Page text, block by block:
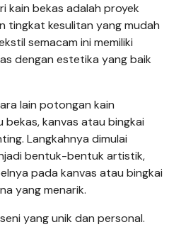
kain bekas adalah proyek
tingkat kesulitan yang mudah
semacam ini memiliki
dengan estetika yang baik
lain potongan kain
kanvas atau bingkai
Langkahnya dimulai
bentuk-bentuk artistik,
pada kanvas atau bingkai
yang menarik.
yang unik dan personal.